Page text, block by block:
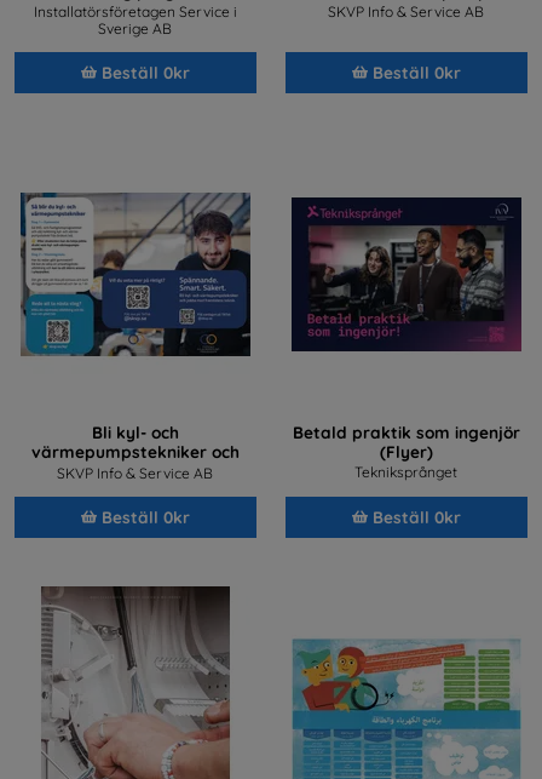
Installatörsföretagen Service i
Sverige AB
Beställ 0kr
SKVP Info & Service AB
Beställ 0kr
Bli kyl- och
värmepumpstekniker och
jobba med framtidens teknik
SKVP Info & Service AB
Beställ 0kr
Betald praktik som ingenjör
(Flyer)
Tekniksprånget
Beställ 0kr